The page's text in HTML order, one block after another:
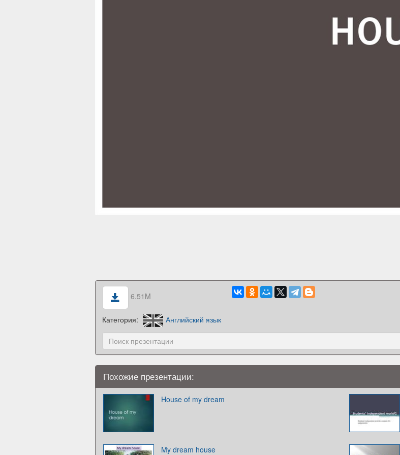
6.51M
Категория: Английский язык
Похожие презентации:
House of my dream
My dream house